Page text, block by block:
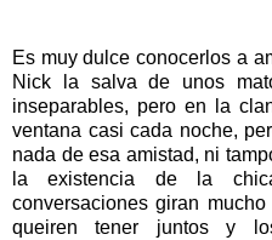
Es muy dulce conocerlos a
Nick la salva de unos
inseparables, pero en la
ventana casi cada noche,
nada de esa amistad, ni
la existencia de la
conversaciones giran
queiren tener juntos y